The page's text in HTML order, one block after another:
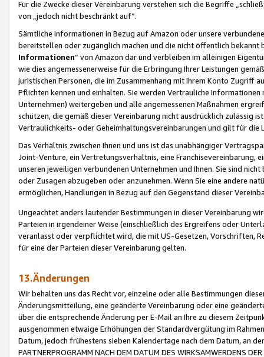
Für die Zwecke dieser Vereinbarung verstehen sich die Begriffe
von „jedoch nicht beschränkt auf“.
Sämtliche Informationen in Bezug auf Amazon oder unsere
bereitstellen oder zugänglich machen und die nicht öffentlich
Informationen“ von Amazon dar und verbleiben im alleinigen
wie dies angemessenerweise für die Erbringung Ihrer Leistungen
juristischen Personen, die im Zusammenhang mit Ihrem Konto
Pflichten kennen und einhalten. Sie werden Vertrauliche
Unternehmen) weitergeben und alle angemessenen Maßnahmen
schützen, die gemäß dieser Vereinbarung nicht ausdrücklich zulässig
Vertraulichkeits- oder Geheimhaltungsvereinbarungen und gilt für die
Das Verhältnis zwischen Ihnen und uns ist das unabhängiger
Joint-Venture, ein Vertretungsverhältnis, eine Franchisevereinbarung,
unseren jeweiligen verbundenen Unternehmen und Ihnen. Sie sind
oder Zusagen abzugeben oder anzunehmen. Wenn Sie eine andere
ermöglichen, Handlungen in Bezug auf den Gegenstand dieser
Ungeachtet anders lautender Bestimmungen in dieser Vereinbarung
Parteien in irgendeiner Weise (einschließlich des Ergreifens oder
veranlasst oder verpflichtet wird, die mit US-Gesetzen, Vorschriften,
für eine der Parteien dieser Vereinbarung gelten.
13.Änderungen
Wir behalten uns das Recht vor, einzelne oder alle Bestimmungen
Änderungsmitteilung, eine geänderte Vereinbarung oder eine
über die entsprechende Änderung per E-Mail an Ihre zu diesem
ausgenommen etwaige Erhöhungen der Standardvergütung im
Datum, jedoch frühestens sieben Kalendertage nach dem Datum, an
PARTNERPROGRAMM NACH DEM DATUM DES WIRKSAMWERDENS